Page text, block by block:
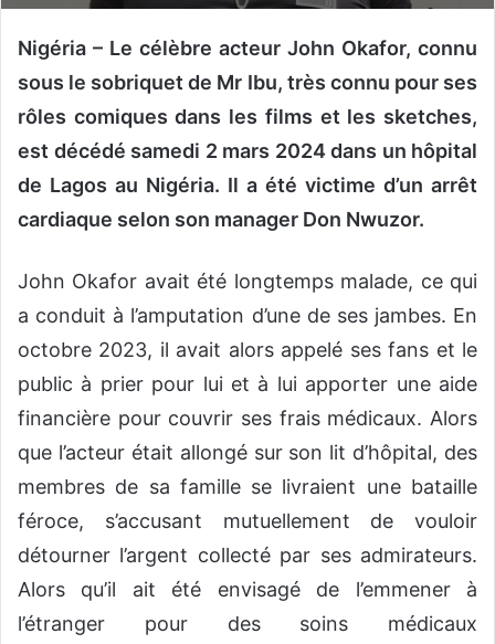
e
l
Nigéria – Le célèbre acteur John Okafor, connu
sous le sobriquet de Mr Ibu, très connu pour ses
rôles comiques dans les films et les sketches,
est décédé samedi 2 mars 2024 dans un hôpital
de Lagos au Nigéria. Il a été victime d’un arrêt
cardiaque selon son manager Don Nwuzor.
John Okafor avait été longtemps malade, ce qui
a conduit à l’amputation d’une de ses jambes. En
octobre 2023, il avait alors appelé ses fans et le
public à prier pour lui et à lui apporter une aide
financière pour couvrir ses frais médicaux. Alors
que l’acteur était allongé sur son lit d’hôpital, des
membres de sa famille se livraient une bataille
féroce, s’accusant mutuellement de vouloir
détourner l’argent collecté par ses admirateurs.
Alors qu’il ait été envisagé de l’emmener à
l’étranger pour des soins médicaux